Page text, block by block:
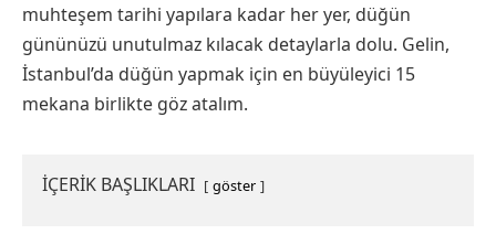
muhteşem tarihi yapılara kadar her yer, düğün
gününüzü unutulmaz kılacak detaylarla dolu. Gelin,
İstanbul’da düğün yapmak için en büyüleyici 15
mekana birlikte göz atalım.
İÇERİK BAŞLIKLARI göster